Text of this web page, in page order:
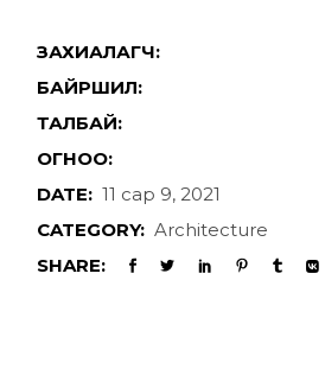
ЗАХИАЛАГЧ:
БАЙРШИЛ:
ТАЛБАЙ:
ОГНОО:
DATE: 11 сар 9, 2021
CATEGORY: Architecture
SHARE: